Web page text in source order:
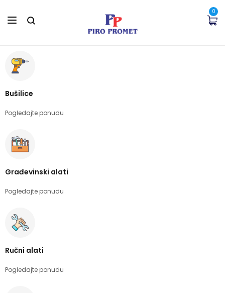
0
Bušilice
Pogledajte ponudu
Građevinski alati
Pogledajte ponudu
Ručni alati
Pogledajte ponudu